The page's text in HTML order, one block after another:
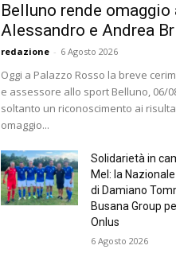
Belluno rende omaggio
Alessandro e Andrea
redazione - 6 Agosto 2026
Oggi a Palazzo Rosso la breve
e assessore allo sport Belluno, 06/
soltanto un riconoscimento ai
omaggio...
Solidarietà in
Mel: la
di Damiano
Busana Group
Onlus
6 Agosto 2026